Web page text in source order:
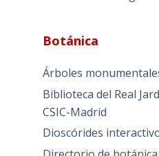
Botánica
Árboles
Biblioteca del Real
CSIC-Madrid
Dioscórides